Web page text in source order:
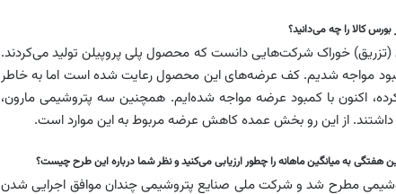
کالا را چه می‌دانید؟
(‌تزریق‌) خوراک شرکت‌هایی دانست که محصول پلی پروپیلن تولید می‌کردند.
محصول با کمبود مواجه شدیم. کف عرضه‌های این محصول رعایت شده است اما به خاطر
اکنون با کمبود عرضه مواجه شده‌ایم. همچنین سه پتروشیمی مارون،
داشتند. از این رو بخش عمده کاهش عرضه مربوط به این موارد است.
هفتگی به میانگین ماهانه را چطور ارزیابی می‌کنید و نظر شما درباره این طرح چیست؟
مطرح شد و شرکت ملی صنایع پتروشیمی چندان موافق اجرایی شدن